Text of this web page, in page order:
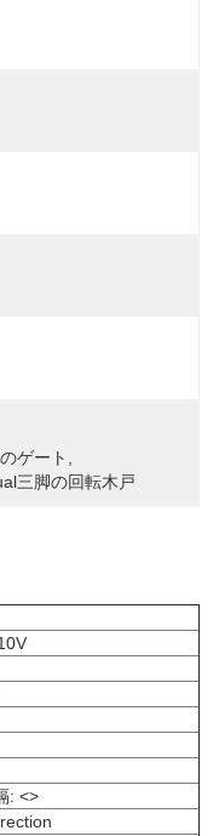
ゲート
三脚の回転木戸
: <>